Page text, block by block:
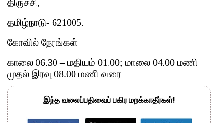
திருச்சி,
தமிழ்நாடு- 621005.
கோவில் நேரங்கள்
காலை 06.30 – மதியம் 01.00; மாலை 04.00 மணி
முதல் இரவு 08.00 மணி வரை
இந்த வலைப்பதிவைப் பகிர மறக்காதீர்கள்!